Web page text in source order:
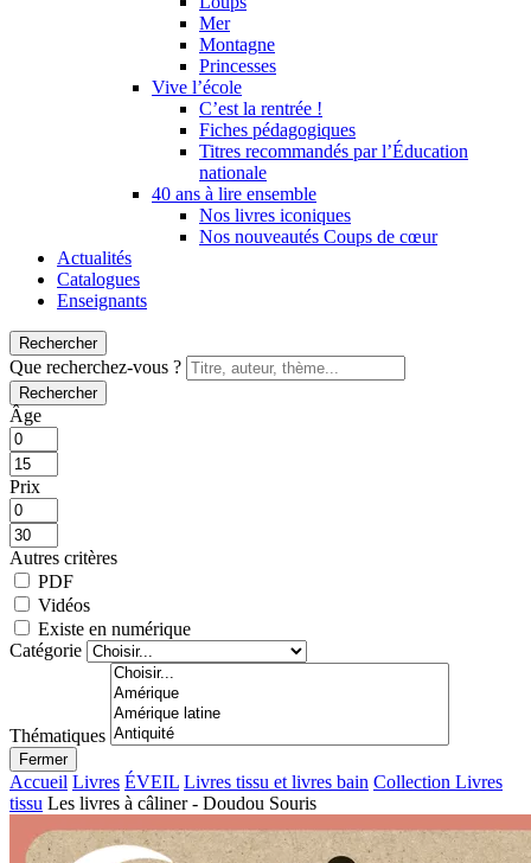
Mer
Montagne
Princesses
Vive l’école
C’est la rentrée !
Fiches pédagogiques
Titres recommandés par l’Éducation
nationale
40 ans à lire ensemble
Nos livres iconiques
Nos nouveautés Coups de cœur
Actualités
Catalogues
Enseignants
Rechercher
Que recherchez-vous ?
Rechercher
Âge
Prix
Autres critères
PDF
Vidéos
Existe en numérique
Catégorie
Thématiques
Fermer
Accueil Livres ÉVEIL Livres tissu et livres bain Collection Livres
tissu Les livres à câliner - Doudou Souris